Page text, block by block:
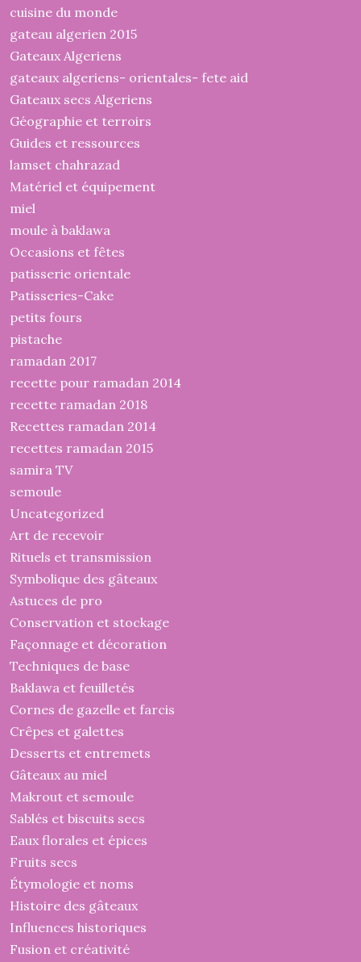
cuisine du monde
gateau algerien 2015
Gateaux Algeriens
gateaux algeriens- orientales- fete aid
Gateaux secs Algeriens
Géographie et terroirs
Guides et ressources
lamset chahrazad
Matériel et équipement
miel
moule à baklawa
Occasions et fêtes
patisserie orientale
Patisseries-Cake
petits fours
pistache
ramadan 2017
recette pour ramadan 2014
recette ramadan 2018
Recettes ramadan 2014
recettes ramadan 2015
samira TV
semoule
Uncategorized
Art de recevoir
Rituels et transmission
Symbolique des gâteaux
Astuces de pro
Conservation et stockage
Façonnage et décoration
Techniques de base
Baklawa et feuilletés
Cornes de gazelle et farcis
Crêpes et galettes
Desserts et entremets
Gâteaux au miel
Makrout et semoule
Sablés et biscuits secs
Eaux florales et épices
Fruits secs
Étymologie et noms
Histoire des gâteaux
Influences historiques
Fusion et créativité